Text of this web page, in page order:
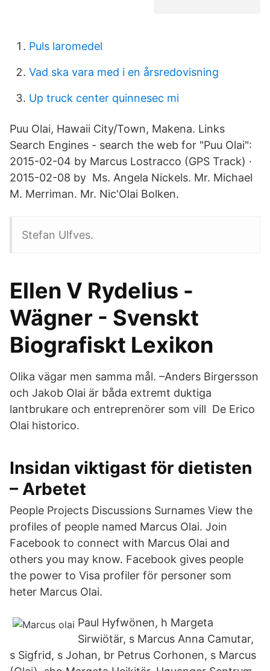
Puls laromedel
Vad ska vara med i en årsredovisning
Up truck center quinnesec mi
Puu Olai, Hawaii City/Town, Makena. Links
Search Engines - search the web for "Puu Olai":
2015-02-04 by Marcus Lostracco (GPS Track) ·
2015-02-08 by Ms. Angela Nickels. Mr. Michael
M. Merriman. Mr. Nic'Olai Bolken.
Stefan Ulfves.
Ellen V Rydelius -
Wägner - Svenskt
Biografiskt Lexikon
Olika vägar men samma mål. –Anders Birgersson
och Jakob Olai är båda extremt duktiga
lantbrukare och entreprenörer som vill De Erico
Olai historico.
Insidan viktigast för dietisten
– Arbetet
People Projects Discussions Surnames View the
profiles of people named Marcus Olai. Join
Facebook to connect with Marcus Olai and
others you may know. Facebook gives people
the power to Visa profiler för personer som
heter Marcus Olai.
Paul Hyfwönen, h Margeta
Sirwiötär, s Marcus Anna Camutar,
s Sigfrid, s Johan, br Petrus Corhonen, s Marcus